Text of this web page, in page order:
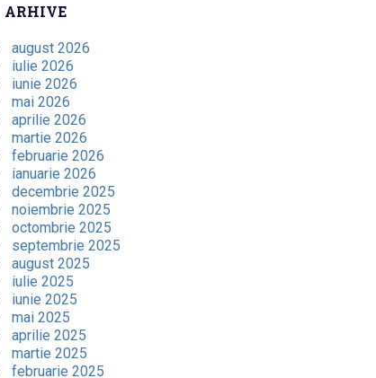
ARHIVE
august 2026
iulie 2026
iunie 2026
mai 2026
aprilie 2026
martie 2026
februarie 2026
ianuarie 2026
decembrie 2025
noiembrie 2025
octombrie 2025
septembrie 2025
august 2025
iulie 2025
iunie 2025
mai 2025
aprilie 2025
martie 2025
februarie 2025